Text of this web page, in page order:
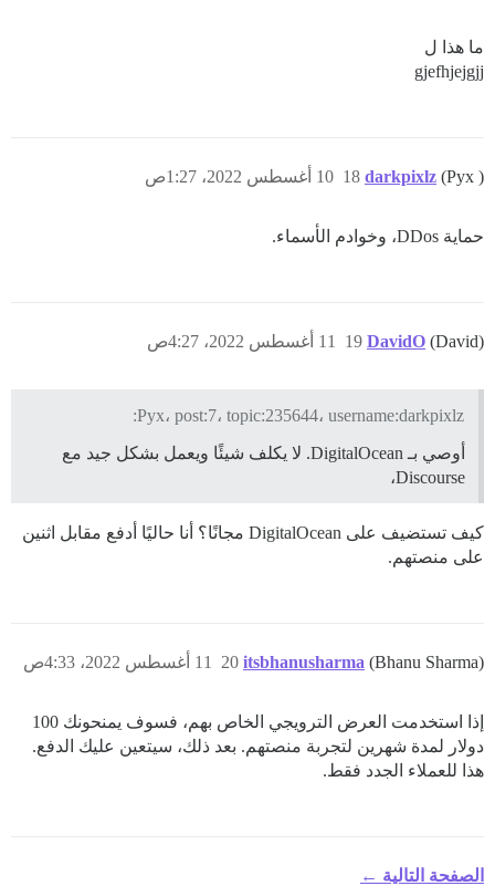
ما هذا ل
gjefhjejgjj
darkpixlz (Pyx ) 10 أغسطس 2022، 1:27ص 18
حماية DDos، وخوادم الأسماء.
DavidO (David) 11 أغسطس 2022، 4:27ص 19
Pyx، post:7، topic:235644، username:darkpixlz:
أوصي بـ DigitalOcean. لا يكلف شيئًا ويعمل بشكل جيد مع
Discourse،
كيف تستضيف على DigitalOcean مجانًا؟ أنا حاليًا أدفع مقابل اثنين
على منصتهم.
itsbhanusharma (Bhanu Sharma) 11 أغسطس 2022، 4:33ص 20
إذا استخدمت العرض الترويجي الخاص بهم، فسوف يمنحونك 100
دولار لمدة شهرين لتجربة منصتهم. بعد ذلك، سيتعين عليك الدفع.
هذا للعملاء الجدد فقط.
الصفحة التالية ←